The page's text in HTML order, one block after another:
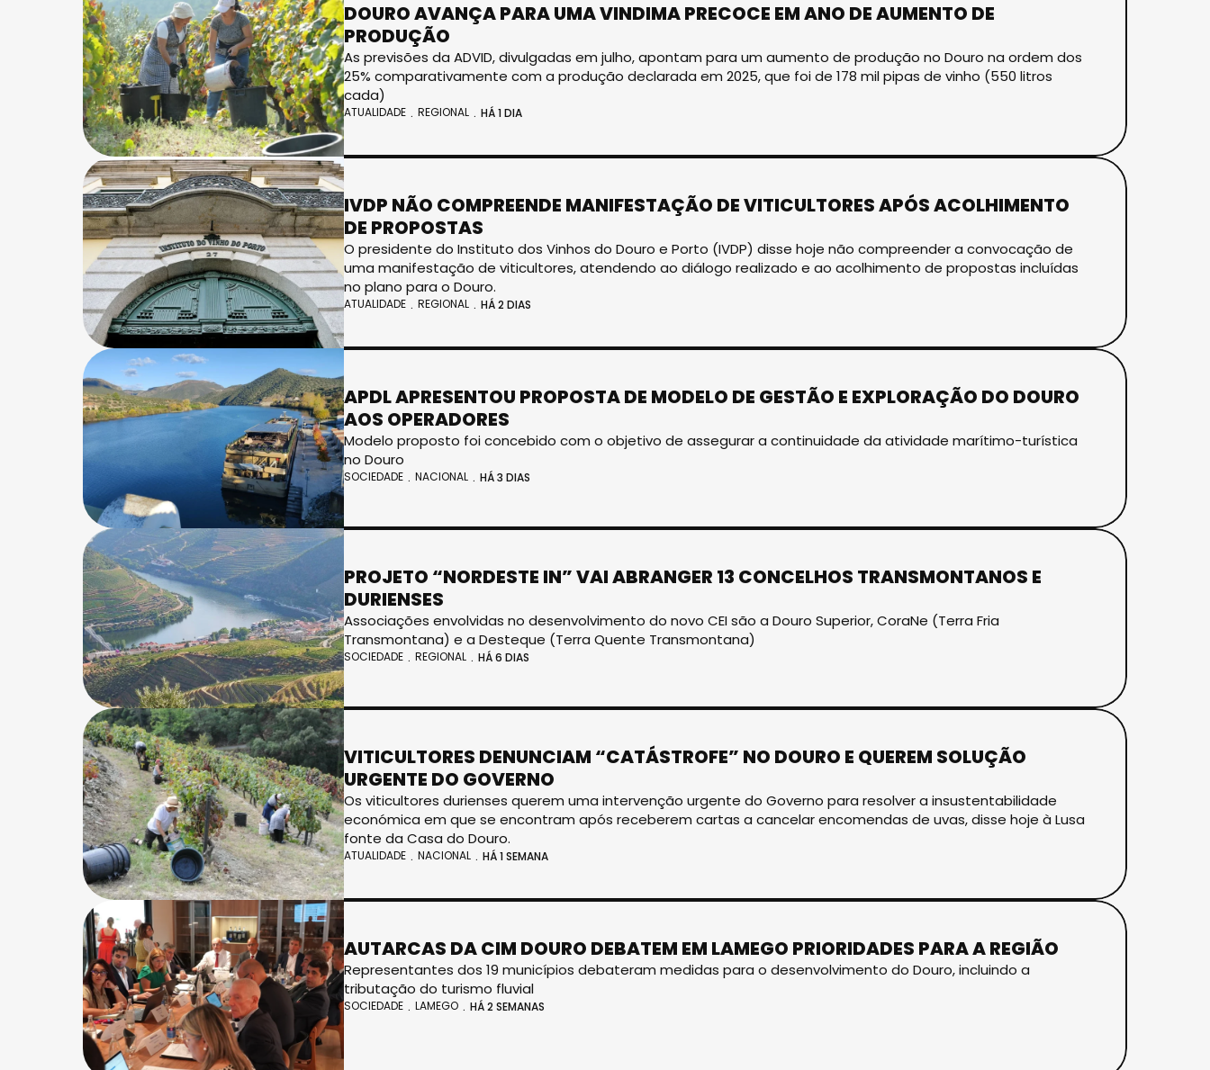
DOURO AVANÇA PARA UMA VINDIMA PRECOCE EM ANO DE AUMENTO DE
PRODUÇÃO
As previsões da ADVID, divulgadas em julho, apontam para um aumento de produção no Douro na ordem dos
25% comparativamente com a produção declarada em 2025, que foi de 178 mil pipas de vinho (550 litros
cada)
ATUALIDADE REGIONAL HÁ 1 DIA
IVDP NÃO COMPREENDE MANIFESTAÇÃO DE VITICULTORES APÓS ACOLHIMENTO
DE PROPOSTAS
O presidente do Instituto dos Vinhos do Douro e Porto (IVDP) disse hoje não compreender a convocação de
uma manifestação de viticultores, atendendo ao diálogo realizado e ao acolhimento de propostas incluídas
no plano para o Douro.
ATUALIDADE REGIONAL HÁ 2 DIAS
APDL APRESENTOU PROPOSTA DE MODELO DE GESTÃO E EXPLORAÇÃO DO DOURO
AOS OPERADORES
Modelo proposto foi concebido com o objetivo de assegurar a continuidade da atividade marítimo-turística
no Douro
SOCIEDADE NACIONAL HÁ 3 DIAS
PROJETO “NORDESTE IN” VAI ABRANGER 13 CONCELHOS TRANSMONTANOS E
DURIENSES
Associações envolvidas no desenvolvimento do novo CEI são a Douro Superior, CoraNe (Terra Fria
Transmontana) e a Desteque (Terra Quente Transmontana)
SOCIEDADE REGIONAL HÁ 6 DIAS
VITICULTORES DENUNCIAM “CATÁSTROFE” NO DOURO E QUEREM SOLUÇÃO
URGENTE DO GOVERNO
Os viticultores durienses querem uma intervenção urgente do Governo para resolver a insustentabilidade
económica em que se encontram após receberem cartas a cancelar encomendas de uvas, disse hoje à Lusa
fonte da Casa do Douro.
ATUALIDADE NACIONAL HÁ 1 SEMANA
AUTARCAS DA CIM DOURO DEBATEM EM LAMEGO PRIORIDADES PARA A REGIÃO
Representantes dos 19 municípios debateram medidas para o desenvolvimento do Douro, incluindo a
tributação do turismo fluvial
SOCIEDADE LAMEGO HÁ 2 SEMANAS